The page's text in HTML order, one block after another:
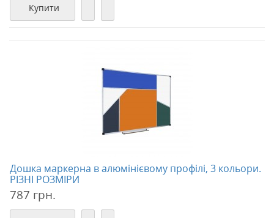
Купити
Дошка маркерна в алюмінієвому профілі, 3 кольори.
РІЗНІ РОЗМІРИ
787 грн.